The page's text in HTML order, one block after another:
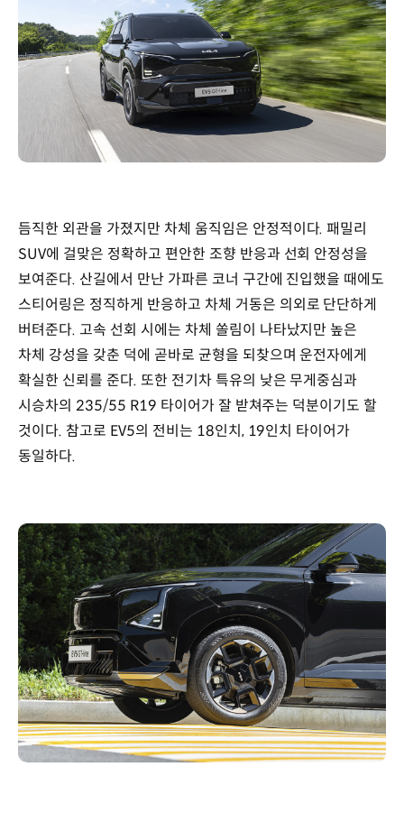
듬직한 외관을 가졌지만 차체 움직임은 안정적이다. 패밀리
SUV에 걸맞은 정확하고 편안한 조향 반응과 선회 안정성을
보여준다. 산길에서 만난 가파른 코너 구간에 진입했을 때에도
스티어링은 정직하게 반응하고 차체 거동은 의외로 단단하게
버텨준다. 고속 선회 시에는 차체 쏠림이 나타났지만 높은
차체 강성을 갖춘 덕에 곧바로 균형을 되찾으며 운전자에게
확실한 신뢰를 준다. 또한 전기차 특유의 낮은 무게중심과
시승차의 235/55 R19 타이어가 잘 받쳐주는 덕분이기도 할
것이다. 참고로 EV5의 전비는 18인치, 19인치 타이어가
동일하다.